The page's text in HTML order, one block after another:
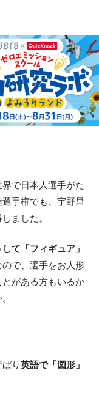
界で日本人選手がた
手権でも、宇野昌
ました。
て「フィギュア」
ので、選手をお人形
がある方もいるか
り英語で「図形」